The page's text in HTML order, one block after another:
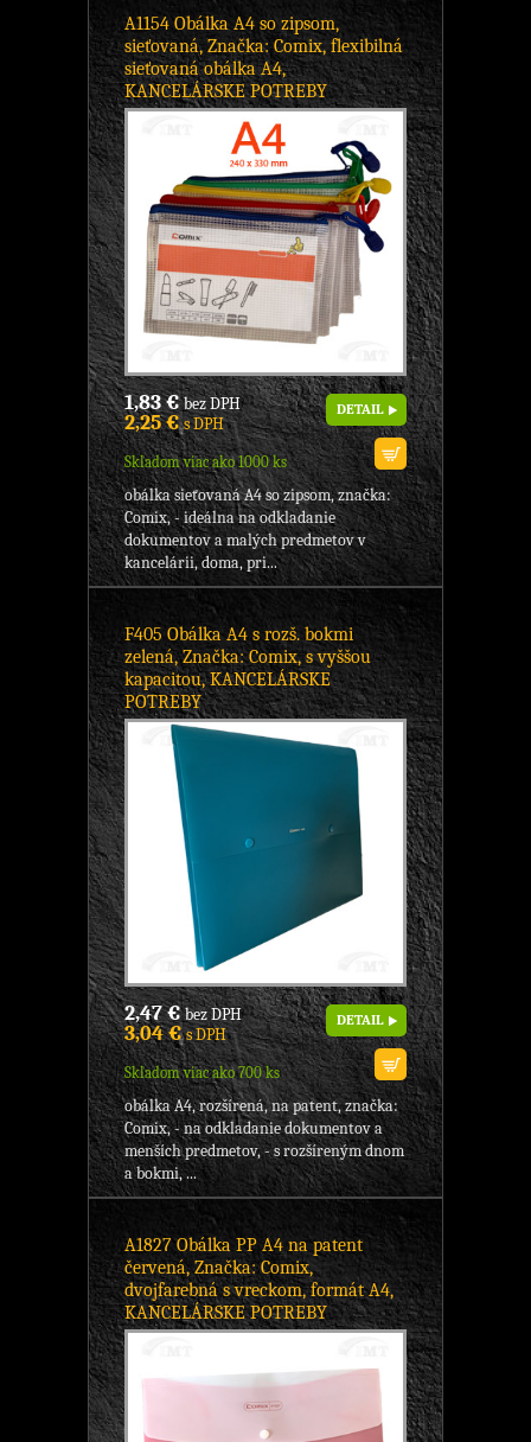
A1154 Obálka A4 so zipsom,
sieťovaná, Značka: Comix, flexibilná
sieťovaná obálka A4,
KANCELÁRSKE POTREBY
1,83 €bez DPH
2,25 €s DPH
Skladom viac ako 1000 ks
DETAIL
obálka sieťovaná A4 so zipsom, značka:
Comix, - ideálna na odkladanie
dokumentov a malých predmetov v
kancelárii, doma, pri...
F405 Obálka A4 s rozš. bokmi
zelená, Značka: Comix, s vyššou
kapacitou, KANCELÁRSKE
POTREBY
2,47 €bez DPH
3,04 €s DPH
Skladom viac ako 700 ks
DETAIL
obálka A4, rozšírená, na patent, značka:
Comix, - na odkladanie dokumentov a
menších predmetov, - s rozšíreným dnom
a bokmi, ...
A1827 Obálka PP A4 na patent
červená, Značka: Comix,
dvojfarebná s vreckom, formát A4,
KANCELÁRSKE POTREBY